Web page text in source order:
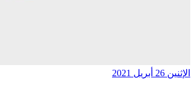
الإثنين 26 أبريل 2021